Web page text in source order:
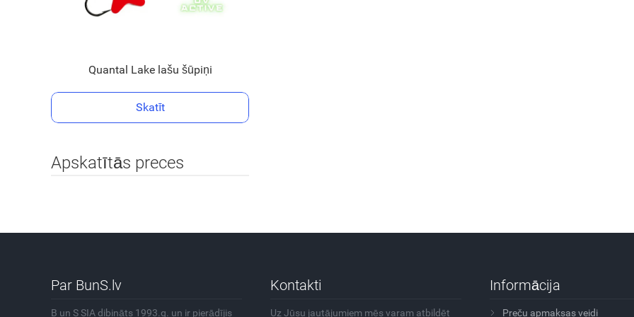
Quantal Lake lašu šūpiņi
Skatīt
Apskatītās preces
Par BunS.lv
B un S SIA dibināts 1993.g. un ir pierādījis
Kontakti
Uz Jūsu jautājumiem mēs varam atbildēt
Informācija
Preču apmaksas veidi